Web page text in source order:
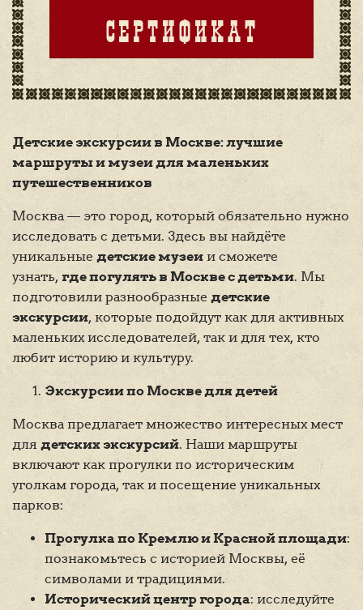
СЕРТИФИКАТ
Детские экскурсии в Москве: лучшие
маршруты и музеи для маленьких
путешественников
Москва — это город, который обязательно нужно
исследовать с детьми. Здесь вы найдёте
уникальные детские музеи и сможете
узнать, где погулять в Москве с детьми. Мы
подготовили разнообразные детские
экскурсии, которые подойдут как для активных
маленьких исследователей, так и для тех, кто
любит историю и культуру.
Экскурсии по Москве для детей
Москва предлагает множество интересных мест
для детских экскурсий. Наши маршруты
включают как прогулки по историческим
уголкам города, так и посещение уникальных
парков:
Прогулка по Кремлю и Красной площади:
познакомьтесь с историей Москвы, её
символами и традициями.
Исторический центр города: исследуйте